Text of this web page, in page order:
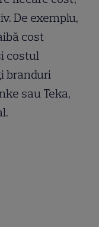
De exemplu,
cost
costul
branduri
sau Teka,